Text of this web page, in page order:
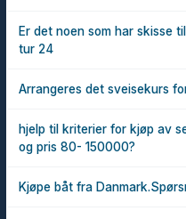
Er det noen som har skisse
tur 24
Arrangeres det sveisekurs
hjelp til kriterier for kjøp av
og pris 80- 150000?
Kjøpe båt fra